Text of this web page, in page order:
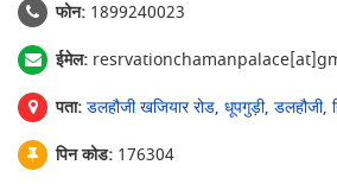
फोन: 1899240023
ईमेल:
पता: डलहौजी खजियार रोड, धूपगुड़ी,
पिन कोड: 176304